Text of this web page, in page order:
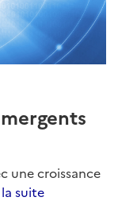
une croissance
suite